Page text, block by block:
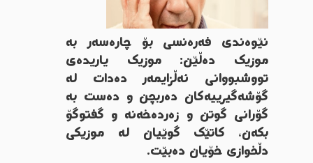
نێوه‌ندی فه‌ره‌نسی بۆ چاره‌سه‌ر به‌
موزیک ده‌ڵێن: موزیک یاریده‌ی
تووشبووانی ئه‌ڵزایمه‌ر ده‌دات له‌
گۆشه‌گیرییه‌كان ده‌ربچن و ده‌ست به‌
گۆرانی گوتن و زه‌رده‌خه‌نه‌ و گفتوگۆ
بكه‌ن، كاتێك گوێیان له‌ موزیکی
دڵخوازی خۆیان ده‌بێت.